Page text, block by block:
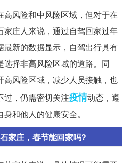
高风险和中风险区域，但对于在
家庄人来说，通过自驾回家过年
最新的数据显示，自驾出行具有
择非高风险区域的道路。同
高风险区域，减少人员接触，也
过，仍需密切关注疫情动态，遵
和他人的健康安全。
家庄，春节能回家吗?